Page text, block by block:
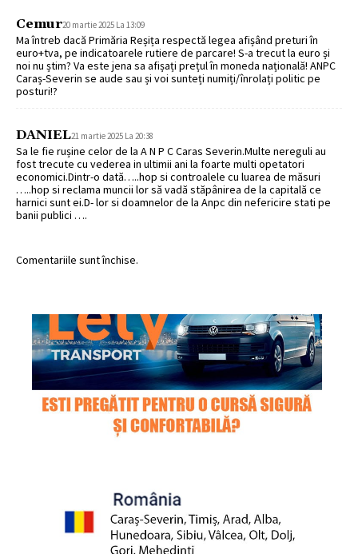
Cemur20 martie 2025 La 13:09
Ma întreb dacă Primăria Reșița respectă legea afișând preturi în
euro+tva, pe indicatoarele rutiere de parcare! S-a trecut la euro și
noi nu știm? Va este jena sa afișați prețul în moneda națională! ANPC
Caraș-Severin se aude sau și voi sunteți numiți/înrolați politic pe
posturi!?
DANIEL21 martie 2025 La 20:38
Sa le fie rușine celor de la A N P C Caras Severin.Multe nereguli au
fost trecute cu vederea in ultimii ani la foarte multi opetatori
economici.Dintr-o dată…..hop si controalele cu luarea de măsuri
…..hop si reclama muncii lor să vadă stăpânirea de la capitală ce
harnici sunt ei.D- lor si doamnelor de la Anpc din nefericire stati pe
banii publici ….
Comentariile sunt închise.